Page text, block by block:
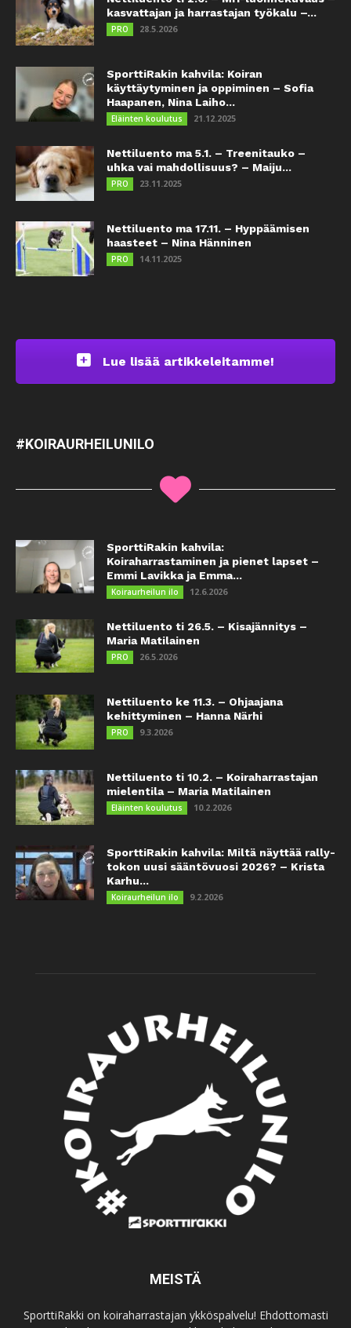
kasvattajan ja harrastajan työkalu –...
PRO 28.5.2026
SporttiRakin kahvila: Koiran
käyttäytyminen ja oppiminen – Sofia
Haapanen, Nina Laiho...
Eläinten koulutus 21.12.2025
Nettiluento ma 5.1. – Treenitauko –
uhka vai mahdollisuus? – Maiju...
PRO 23.11.2025
Nettiluento ma 17.11. – Hyppäämisen
haasteet – Nina Hänninen
PRO 14.11.2025
Lue lisää artikkeleitamme!
#KOIRAURHEILUNILO
SporttiRakin kahvila:
Koiraharrastaminen ja pienet lapset –
Emmi Lavikka ja Emma...
Koiraurheilun ilo 12.6.2026
Nettiluento ti 26.5. – Kisajännitys –
Maria Matilainen
PRO 26.5.2026
Nettiluento ke 11.3. – Ohjaajana
kehittyminen – Hanna Närhi
PRO 9.3.2026
Nettiluento ti 10.2. – Koiraharrastajan
mielentila – Maria Matilainen
Eläinten koulutus 10.2.2026
SporttiRakin kahvila: Miltä näyttää rally-
tokon uusi sääntövuosi 2026? – Krista
Karhu...
Koiraurheilun ilo 9.2.2026
MEISTÄ
SporttiRakki on koiraharrastajan ykköspalvelu! Ehdottomasti